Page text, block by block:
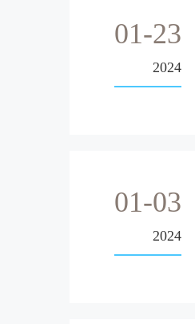
01-23
2024
01-03
2024